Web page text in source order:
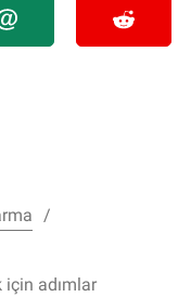
için adımlar